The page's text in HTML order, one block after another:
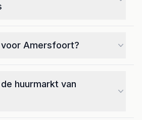
huurwoning in
biedt een diverse
die passen bij elke
Amersfoort?
levendige cultuur en moderne
voordelen van huren in
huurmarkt van